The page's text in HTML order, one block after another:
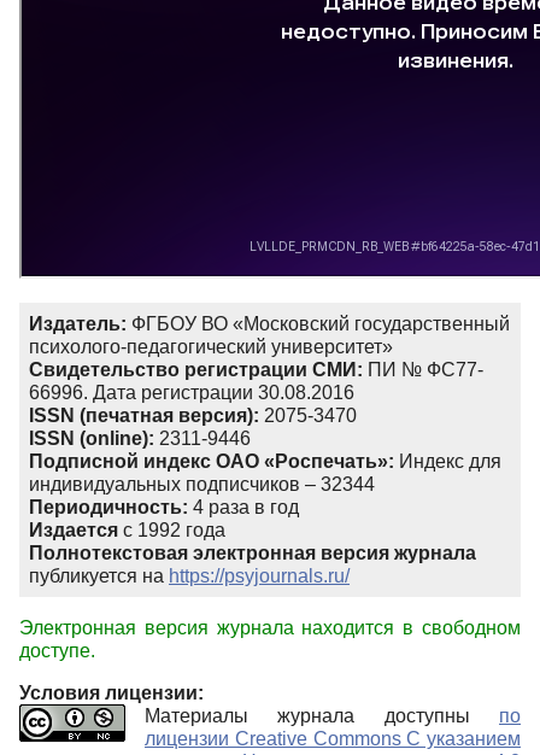
Издатель: ФГБОУ ВО «Московский государственный
психолого-педагогический университет»
Свидетельство регистрации СМИ: ПИ № ФС77-
66996. Дата регистрации 30.08.2016
ISSN (печатная версия): 2075-3470
ISSN (online): 2311-9446
Подписной индекс ОАО «Роспечать»: Индекс для
индивидуальных подписчиков – 32344
Периодичность: 4 раза в год
Издается с 1992 года
Полнотекстовая электронная версия журнала
публикуется на https://psyjournals.ru/
Электронная версия журнала находится в свободном
доступе.
Условия лицензии:
Материалы журнала доступны по
лицензии Creative Commons С указанием